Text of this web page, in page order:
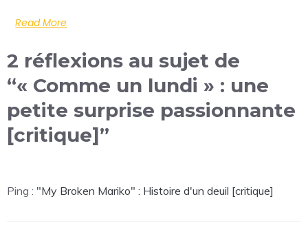
Read More
2 réflexions au sujet de
“« Comme un lundi » : une
petite surprise passionnante
[critique]”
Ping : "My Broken Mariko" : Histoire d'un deuil [critique]